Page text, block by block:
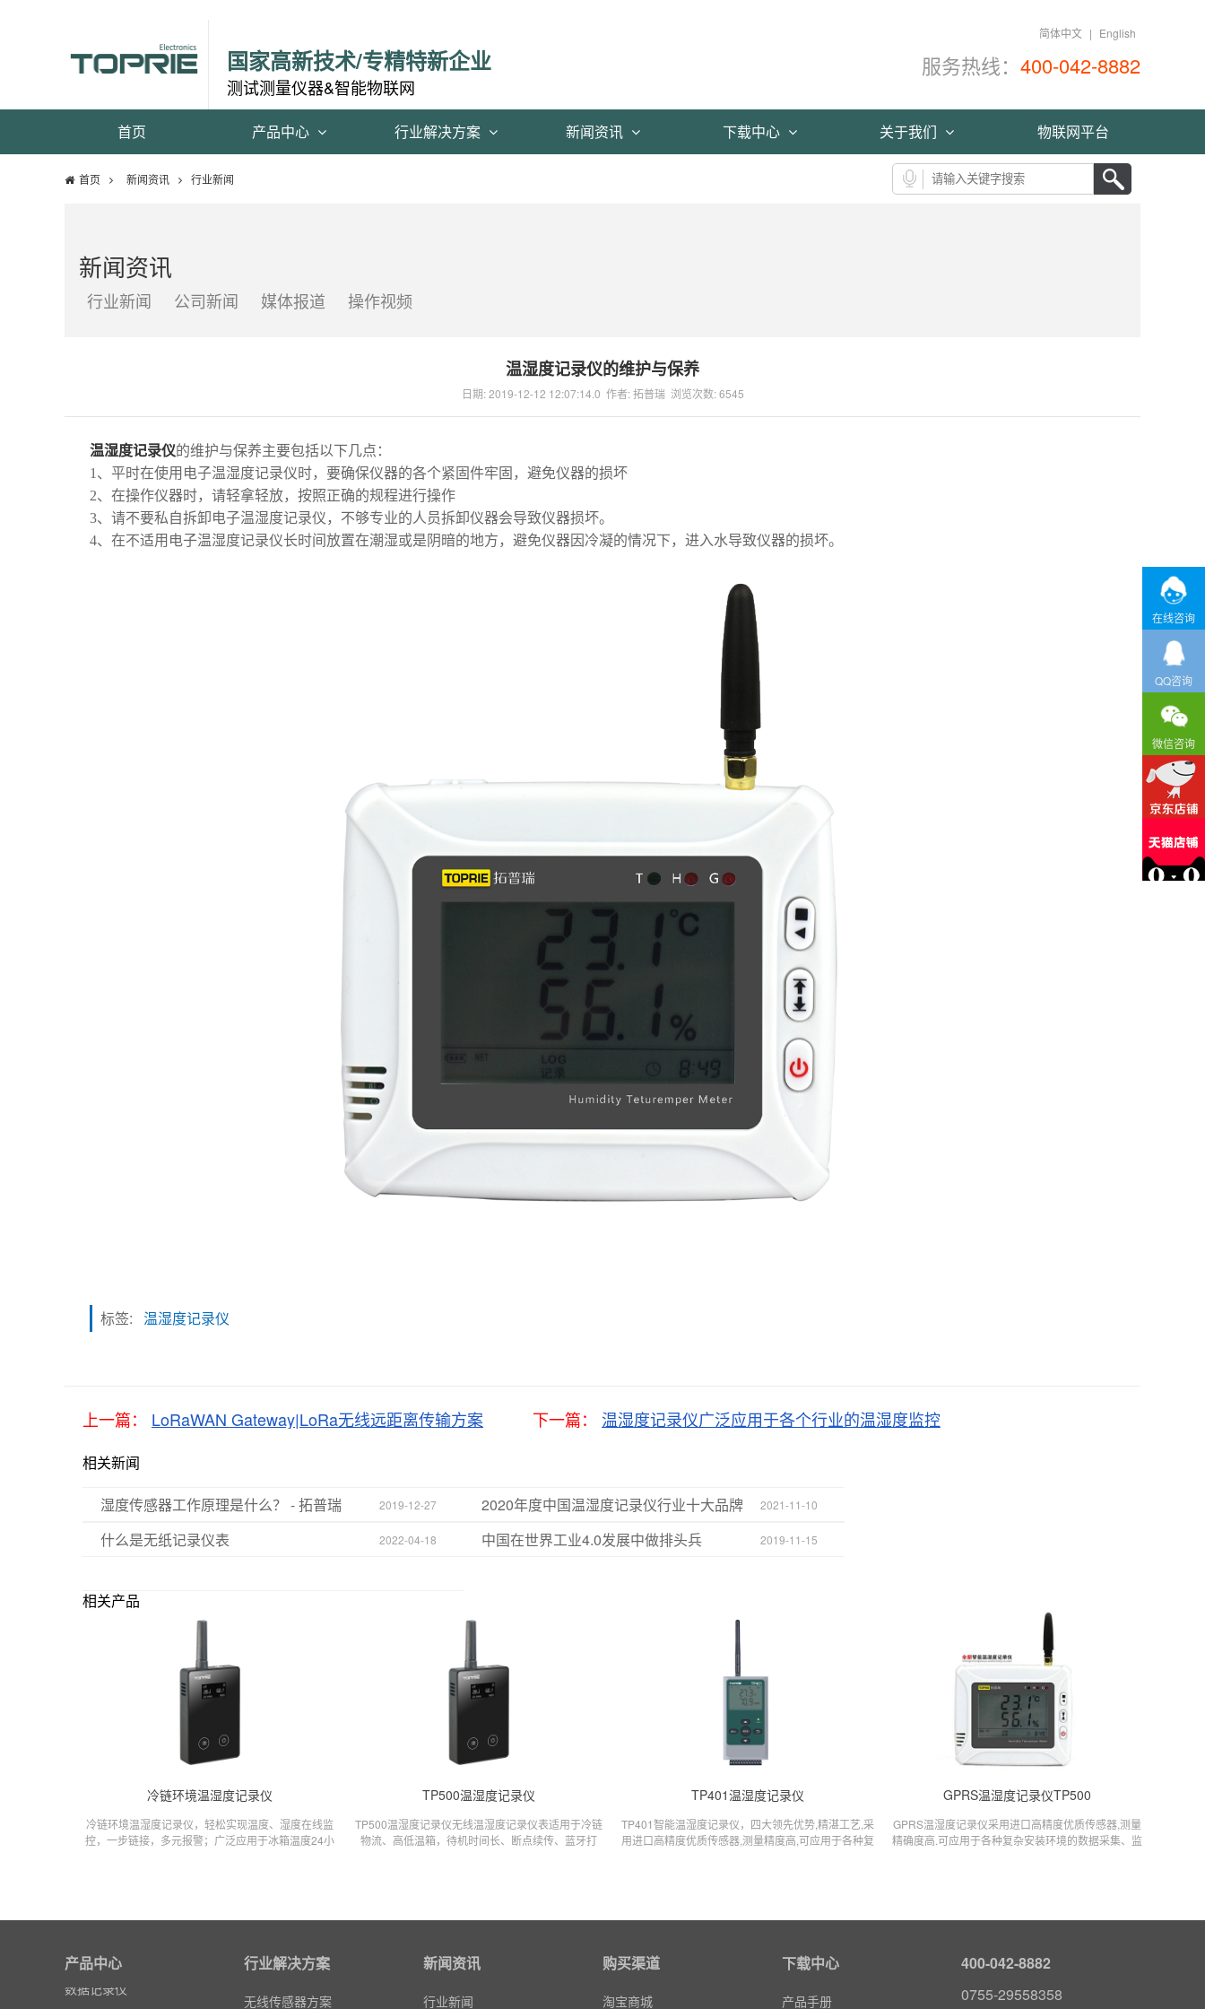
简体中文 | English
国家高新技术/专精特新企业
测试测量仪器&智能物联网
服务热线： 400-042-8882
首页 产品中心 行业解决方案 新闻资讯 下载中心 关于我们 物联网平台
首页 新闻资讯 行业新闻
新闻资讯
行业新闻 公司新闻 媒体报道 操作视频
温湿度记录仪的维护与保养
日期: 2019-12-12 12:07:14.0 作者: 拓普瑞 浏览次数: 6545
温湿度记录仪的维护与保养主要包括以下几点：
1、平时在使用电子温湿度记录仪时，要确保仪器的各个紧固件牢固，避免仪器的损坏
2、在操作仪器时，请轻拿轻放，按照正确的规程进行操作
3、请不要私自拆卸电子温湿度记录仪，不够专业的人员拆卸仪器会导致仪器损坏。
4、在不适用电子温湿度记录仪长时间放置在潮湿或是阴暗的地方，避免仪器因冷凝的情况下，进入水导致仪器的损坏。
标签: 温湿度记录仪
上一篇： LoRaWAN Gateway|LoRa无线远距离传输方案 下一篇： 温湿度记录仪广泛应用于各个行业的温湿度监控
相关新闻
湿度传感器工作原理是什么？ - 拓普瑞 2019-12-27
2020年度中国温湿度记录仪行业十大品牌
榜单
2021-11-10
什么是无纸记录仪表 2022-04-18 中国在世界工业4.0发展中做排头兵 2019-11-15
相关产品
冷链环境温湿度记录仪
冷链环境温湿度记录仪，轻松实现温度、湿度在线监
控，一步链接，多元报警；广泛应用于冰箱温度24小
TP500温湿度记录仪
TP500温湿度记录仪无线温湿度记录仪表适用于冷链
物流、高低温箱，待机时间长、断点续传、蓝牙打
TP401温湿度记录仪
TP401智能温湿度记录仪，四大领先优势,精湛工艺,采
用进口高精度优质传感器,测量精度高,可应用于各种复
GPRS温湿度记录仪TP500
GPRS温湿度记录仪采用进口高精度优质传感器,测量
精确度高.可应用于各种复杂安装环境的数据采集、监
产品中心
风速传感器
数据记录仪
行业解决方案
无线传感器方案
新闻资讯
行业新闻
购买渠道
淘宝商城
下载中心
产品手册
400-042-8882
0755-29558358
在线咨询
QQ咨询
微信咨询